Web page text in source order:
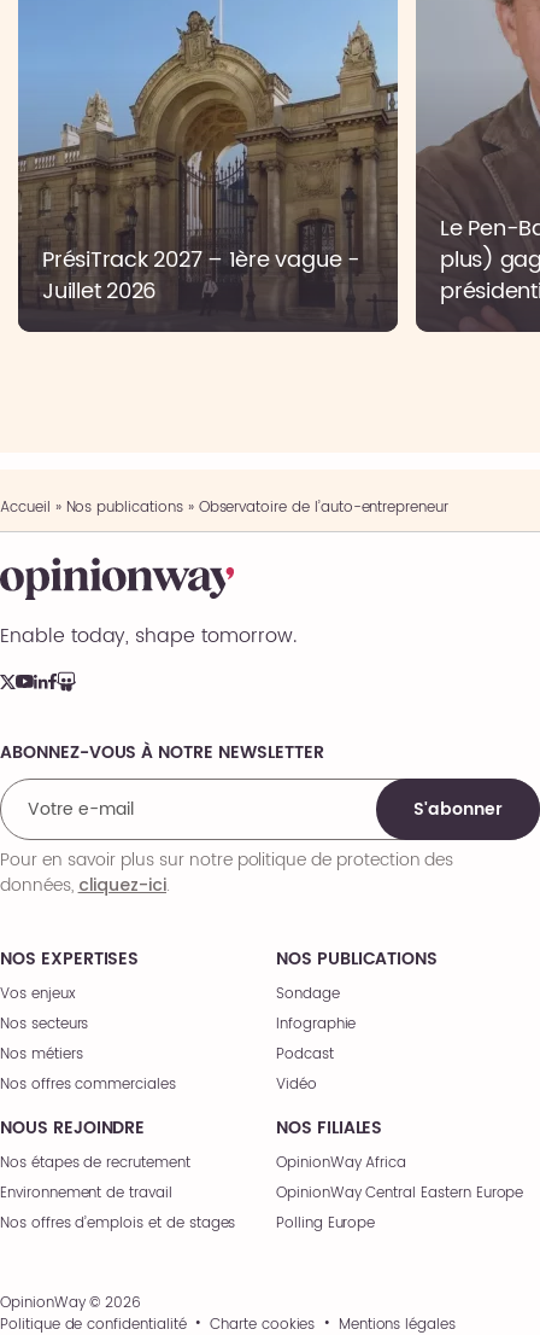
PrésiTrack 2027 – 1ère vague -
Juillet 2026
Le Pen-
plus)
Accueil » Nos publications» Observatoire de l’auto-entrepreneur
Enable today, shape tomorrow.
NOS EXPERTISES
Vos enjeux
Nos secteurs
Nos métiers
Nos offres commerciales
NOS PUBLICATIONS
Sondage
Infographie
Podcast
Vidéo
NOUS REJOINDRE
Nos étapes de recrutement
Environnement de travail
Nos offres d’emplois et de stages
NOS FILIALES
OpinionWay Africa
OpinionWay Central Eastern Europe
Polling Europe
Comments
ABONNEZ-VOUS À NOTRE NEWSLETTER
S'abonner
Pour en savoir plus sur notre politique de protection des
données,cliquez-ici.
OpinionWay © 2026
Politique de confidentialité
Charte cookies Mentions légales